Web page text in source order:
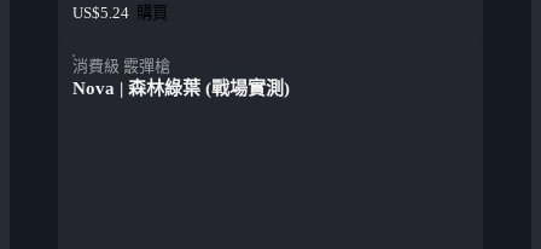
US$5.24 購買
消費級 霰彈槍
Nova | 森林綠葉 (戰場實測)